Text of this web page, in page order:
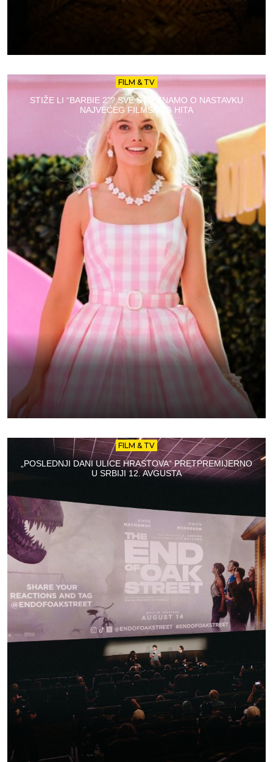
FILM & TV
STIŽE LI “BARBIE 2”? SVE ŠTO ZNAMO O NASTAVKU
NAJVEĆEG FILMSKOG HITA
FILM & TV
„POSLEDNJI DANI ULICE HRASTOVA“ PRETPREMIJERNO
U SRBIJI 12. AVGUSTA